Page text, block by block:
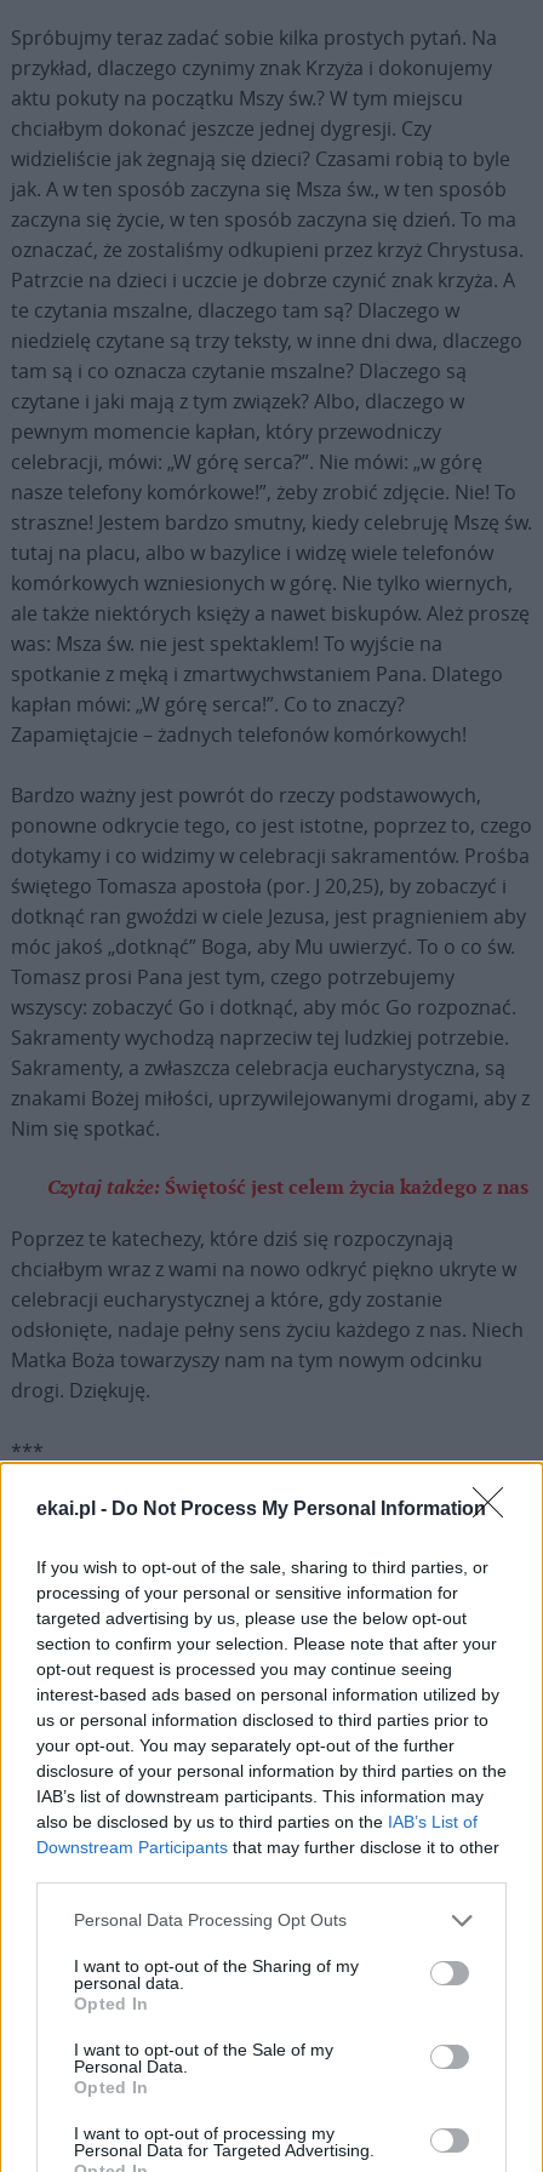
ekai.pl - Do Not Process My Personal Information
If you wish to opt-out of the sale, sharing to third parties, or
processing of your personal or sensitive information for
targeted advertising by us, please use the below opt-out
section to confirm your selection. Please note that after your
opt-out request is processed you may continue seeing
interest-based ads based on personal information utilized by
us or personal information disclosed to third parties prior to
your opt-out. You may separately opt-out of the further
disclosure of your personal information by third parties on the
IAB’s list of downstream participants. This information may
also be disclosed by us to third parties on the IAB’s List of
Downstream Participants that may further disclose it to other
Personal Data Processing Opt Outs
I want to opt-out of the Sharing of my
personal data.
Opted In
I want to opt-out of the Sale of my
Personal Data.
Opted In
I want to opt-out of processing my
Personal Data for Targeted Advertising.
Spróbujmy teraz zadać sobie kilka prostych pytań. Na
przykład, dlaczego czynimy znak Krzyża i dokonujemy
aktu pokuty na początku Mszy św.? W tym miejscu
chciałbym dokonać jeszcze jednej dygresji. Czy
widzieliście jak żegnają się dzieci? Czasami robią to byle
jak. A w ten sposób zaczyna się Msza św., w ten sposób
zaczyna się życie, w ten sposób zaczyna się dzień. To ma
oznaczać, że zostaliśmy odkupieni przez krzyż Chrystusa.
Patrzcie na dzieci i uczcie je dobrze czynić znak krzyża. A
te czytania mszalne, dlaczego tam są? Dlaczego w
niedzielę czytane są trzy teksty, w inne dni dwa, dlaczego
tam są i co oznacza czytanie mszalne? Dlaczego są
czytane i jaki mają z tym związek? Albo, dlaczego w
pewnym momencie kapłan, który przewodniczy
celebracji, mówi: „W górę serca?”. Nie mówi: „w górę
nasze telefony komórkowe!”, żeby zrobić zdjęcie. Nie! To
straszne! Jestem bardzo smutny, kiedy celebruję Mszę św.
tutaj na placu, albo w bazylice i widzę wiele telefonów
komórkowych wzniesionych w górę. Nie tylko wiernych,
ale także niektórych księży a nawet biskupów. Ależ proszę
was: Msza św. nie jest spektaklem! To wyjście na
spotkanie z męką i zmartwychwstaniem Pana. Dlatego
kapłan mówi: „W górę serca!”. Co to znaczy?
Zapamiętajcie – żadnych telefonów komórkowych!
Bardzo ważny jest powrót do rzeczy podstawowych,
ponowne odkrycie tego, co jest istotne, poprzez to, czego
dotykamy i co widzimy w celebracji sakramentów. Prośba
świętego Tomasza apostoła (por. J 20,25), by zobaczyć i
dotknąć ran gwoździ w ciele Jezusa, jest pragnieniem aby
móc jakoś „dotknąć” Boga, aby Mu uwierzyć. To o co św.
Tomasz prosi Pana jest tym, czego potrzebujemy
wszyscy: zobaczyć Go i dotknąć, aby móc Go rozpoznać.
Sakramenty wychodzą naprzeciw tej ludzkiej potrzebie.
Sakramenty, a zwłaszcza celebracja eucharystyczna, są
znakami Bożej miłości, uprzywilejowanymi drogami, aby z
Nim się spotkać.
Czytaj także: Świętość jest celem życia każdego z nas
Poprzez te katechezy, które dziś się rozpoczynają
chciałbym wraz z wami na nowo odkryć piękno ukryte w
celebracji eucharystycznej a które, gdy zostanie
odsłonięte, nadaje pełny sens życiu każdego z nas. Niech
Matka Boża towarzyszy nam na tym nowym odcinku
drogi. Dziękuję.
***
Oto słowa Ojca Świętego skierowane do pielgrzymów
Pozdrawiam serdecznie wszystkich Polaków. W najbliższą
niedzielę z inicjatywy Konferencji Episkopatu Polski i
Stowarzyszenia Pomoc Kościołowi w Potrzebie, już po raz
dziewiąty będziecie obchodzili w Polsce Dzień
Solidarności z Kościołem Prześladowanym, wspierając
duchowo i materialnie braci i siostry na Bliskim
Wschodzie. Niech wasze modlitwy i ofiary będą dla nich
konkretną pomocą i znakiem łączności ze wszystkimi,
którzy cierpią dla imienia Chrystusa na całym świecie.
90-lecie swego istnienia, z serca błogosławię.
W audiencji udział wzięli między innymi: osoby przybyłe z
Podróży AVIATOUR oraz Biurem Podróży ITAKA z Opola.